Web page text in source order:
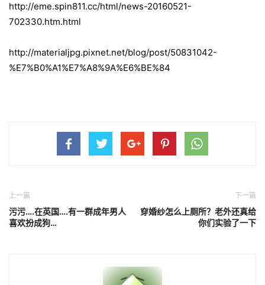
http://eme.spin811.cc/html/news-20160521-
702330.htm.html
http://materialjpg.pixnet.net/blog/post/50831042-
%E7%B0%A1%E7%A8%9A%E6%BE%84
上一篇
污污….在英国….有一群成年男人
喜欢扮成狗…
下一篇
穿婚纱怎么上厕所？老外还真给
你们实验了一下